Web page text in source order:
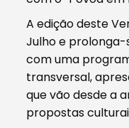
A edição deste
Julho e prolonga-
com uma
transversal,
que vão desde a
propostas